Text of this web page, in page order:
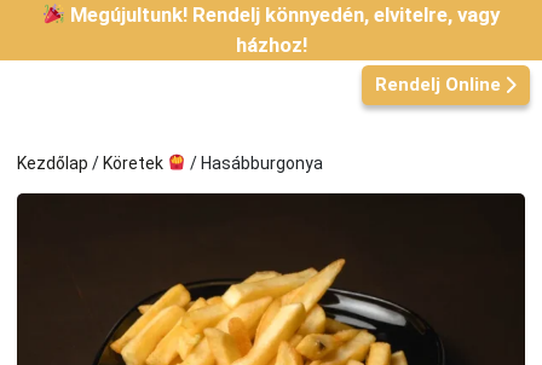
Kilépés
tartalomba
Megújultunk! Rendelj könnyedén, elvitelre, vagy
házhoz!
Rendelj Online
Kezdőlap /Köretek / Hasábburgonya